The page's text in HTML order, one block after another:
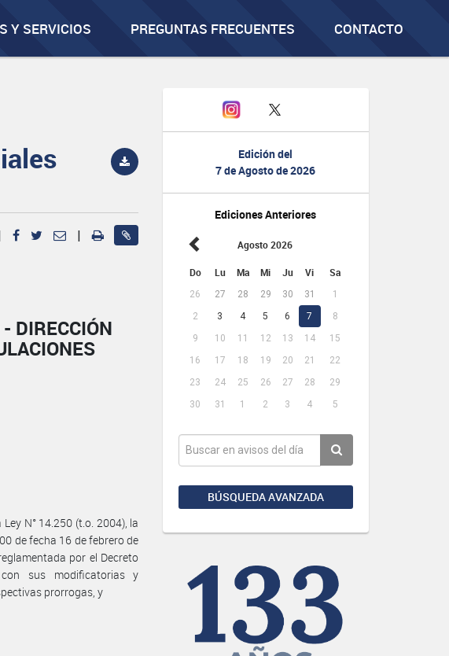
Y SERVICIOS PREGUNTAS FRECUENTES CONTACTO
Edición del
7 de Agosto de 2026
Ediciones Anteriores
Agosto 2026
Do Lu Ma Mi Ju Vi Sa
26 27 28 29 30 31
1
2
3 4 5 6 7
8
9
10 11 12 13 14
15
16
17 18 19 20 21
22
23
24 25 26 27 28
29
30
31 1 2 3 4 5
BÚSQUEDA AVANZADA
|
DIRECCIÓN
N° 14.250 (t.o. 2004), la
de fecha 16 de febrero de
por el Decreto
con sus modificatorias y
prorrogas, y